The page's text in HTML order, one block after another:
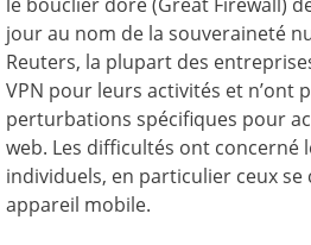
jour au nom de la souveraineté
Reuters, la plupart des
VPN pour leurs activités et n’ont
perturbations spécifiques pour
web. Les difficultés ont concerné
individuels, en particulier ceux
appareil mobile.